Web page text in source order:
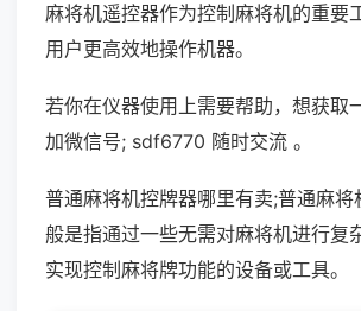
麻将机遥控器作为控制麻将机的重要
用户更高效地操作机器。
若你在仪器使用上需要帮助，想获取
加微信号; sdf6770 随时交流 。
普通麻将机控牌器哪里有卖;普通麻将
般是指通过一些无需对麻将机进行复
实现控制麻将牌功能的设备或工具。